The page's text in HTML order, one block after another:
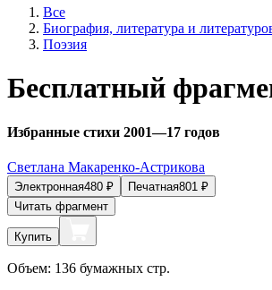
Все
Биография, литература и
Поэзия
Бесплатный
Избранные стихи 2001—17 годов
Светлана Макаренко-Астрикова
Электронная480 ₽ Печатная801 ₽
Читать фрагмент
Купить
Объем: 136 бумажных стр.